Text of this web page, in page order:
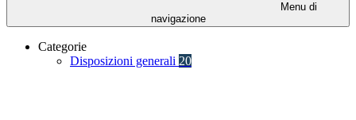
Menu di
navigazione
Categorie
Disposizioni generali 20